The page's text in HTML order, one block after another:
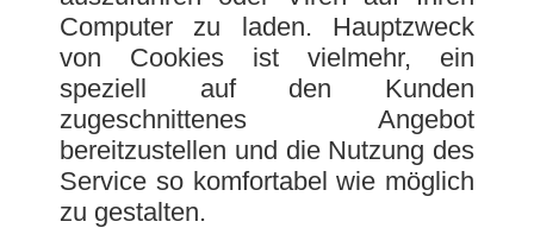
Computer zu laden. Hauptzweck
von Cookies ist vielmehr, ein
speziell auf den Kunden
zugeschnittenes Angebot
bereitzustellen und die Nutzung des
Service so komfortabel wie möglich
zu gestalten.